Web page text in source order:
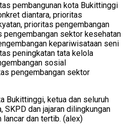
pembangunan kota Bukittinggi
diantara, prioritas
prioritas pengembangan
sektor kesehatan
kepariwisataan seni
peningkatan tata kelola
sosial
pengembangan sektor
Bukittinggi, ketua dan seluruh
SKPD dan jajaran dilingkungan
dan tertib. (alex)